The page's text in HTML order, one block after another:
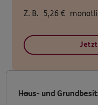
Z. B. 5,26 €
Haus- und